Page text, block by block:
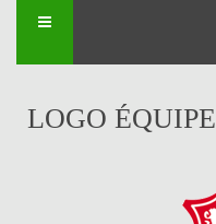
LOGO ÉQUIPE